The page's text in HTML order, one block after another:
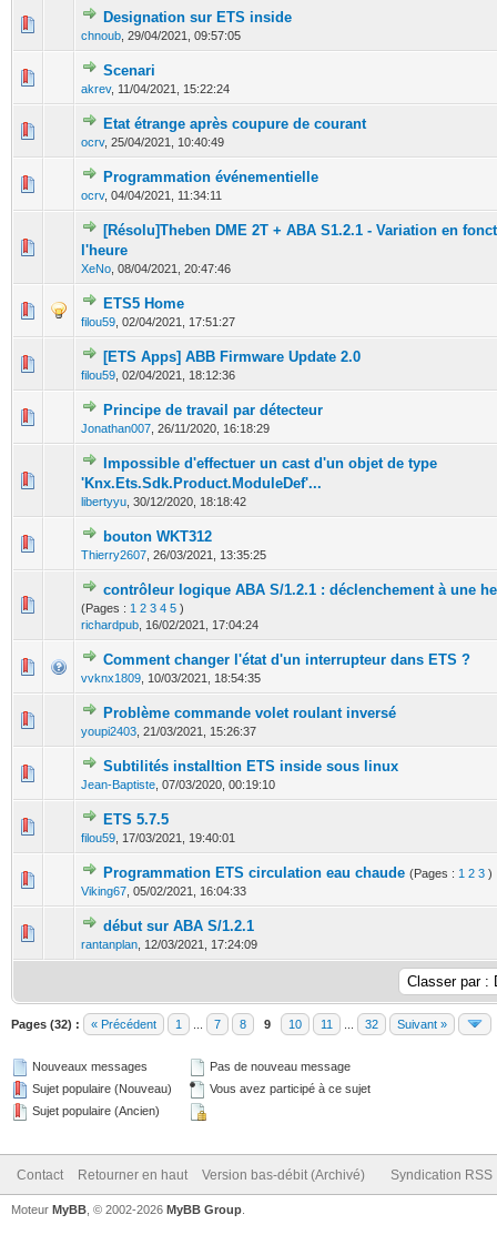
Designation sur ETS inside
chnoub 29/04/2021, 09:57:05
0 Votes - 0 sur 5 en moyenne
12 34 5
Scenari
akrev, 11/04/2021, 15:22:24
0 Votes - 0 sur 5 en moyenne
Etat étrange après coupure de courant
ocrv, 25/04/2021, 10:40:49
0 Votes - 0 sur 5 en moyenne
12 345
Programmation événementielle
ocrv, 04/04/2021, 11:34:11
0 Votes - 0 sur 5 en moyenne
12345
[Résolu]Theben DME 2T + ABA S1.2.1 - Variation en
l'heure
XeNo 08/04/2021, 20:47:46
ETS5 Home
filou59 02/04/2021, 17:51:27
0 Votes - 0 sur 5 en moyenne
[ETS Apps] ABB Firmware Update 2.0
filou59 02/04/2021, 18:12:36
0 Votes - 0 sur 5 en moyenne
1 2345
Principe de travail par détecteur
Jonathan007 26/11/2020, 16:18:29
1 Votes - 5 sur 5 en moyenne
12 345
Impossible d'effectuer un cast d'un objet de type
'Knx.Ets.Sdk.Product.ModuleDef'...
libertyyu 30/12/2020, 18:18:42
0 Votes - 0 sur 5 en moyenne
12 345
bouton WKT312
Thierry2607 26/03/2021, 13:35:25
0 Votes - 0 sur 5 en moyenne
contrôleur logique ABA S/1.2.1 : déclenchement à une
(Pages : 1 2 3 4 5 )
richardpub 16/02/2021, 17:04:24
0 Votes - 0 sur 5 en moyenne
Comment changer l'état d'un interrupteur dans ETS ?
vvknx1809 10/03/2021, 18:54:35
0 Votes - 0 sur 5 en moyenne
12 3 45
Problème commande volet roulant inversé
youpi2403 21/03/2021, 15:26:37
0 Votes - 0 sur 5 en moyenne
12345
Subtilités installtion ETS inside sous linux
Jean-Baptiste 07/03/2020, 00:19:10
0 Votes - 0 sur 5 en moyenne
12345
ETS 5.7.5
filou59 17/03/2021, 19:40:01
0 Votes - 0 sur 5 en moyenne
Programmation ETS circulation eau chaude (Pages : 1 2 3 )
Viking67 05/02/2021, 16:04:33
0 Votes - 0 sur 5 en moyenne
12 345
début sur ABA S/1.2.1
rantanplan 12/03/2021, 17:24:09
1 Votes - 5 sur 5 en moyenne
12345
Pages (32) : « Précédent 1 7 8 9 10 11 32 Suivant »
Nouveaux messages
Sujet populaire (Nouveau)
Sujet populaire (Ancien)
Pas de nouveau message
Vous avez participé à ce sujet
Contact Retourner en haut Version bas-débit (Archivé) Syndication RSS
Moteur MyBB , © 2002-2026 MyBB Group